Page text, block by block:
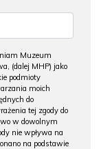
Muzeum
(dalej MHP) jako
podmioty
moich
do
tej zgody do
w dowolnym
nie wpływa na
na podstawie